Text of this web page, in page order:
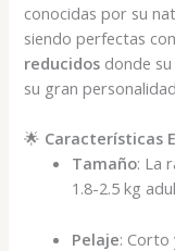
conocidas por su
siendo perfectas
reducidos donde
su gran
🌟 Características
Tamaño: La
1.8-2.5 kg
Pelaje: Corto